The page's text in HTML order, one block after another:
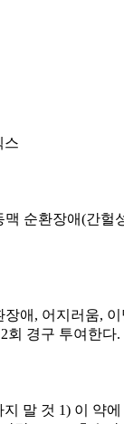
스
맥 순환장애(간
애, 어지러움,
회 경구 투여한
말 것 1) 이 약